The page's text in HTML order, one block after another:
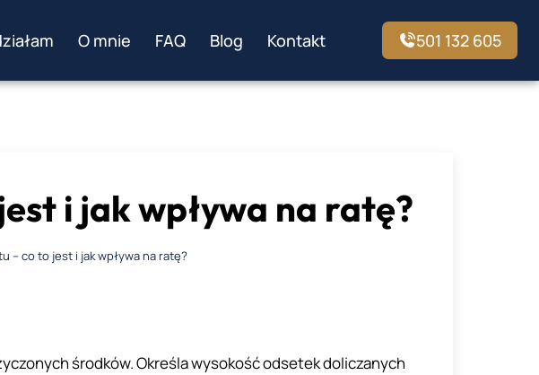
O mnie FAQ Blog Kontakt 501 132 605
i jak wpływa na ratę?
– co to jest i jak wpływa na ratę?
środków. Określa wysokość odsetek doliczanych